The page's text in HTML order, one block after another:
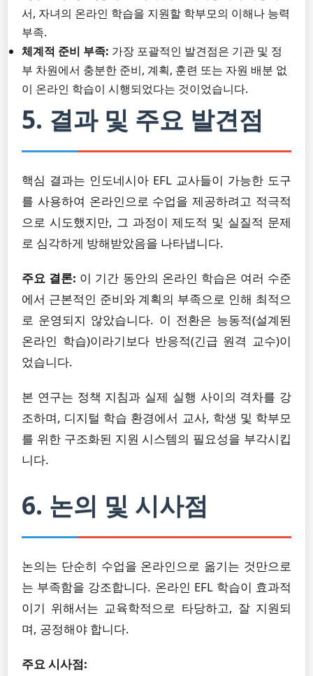
서, 자녀의 온라인 학습을 지원할 학부모의 이해나 능력
부족.
체계적 준비 부족: 가장 포괄적인 발견점은 기관 및 정
부 차원에서 충분한 준비, 계획, 훈련 또는 자원 배분 없
이 온라인 학습이 시행되었다는 것이었습니다.
5. 결과 및 주요 발견점
핵심 결과는 인도네시아 EFL 교사들이 가능한 도구
를 사용하여 온라인으로 수업을 제공하려고 적극적
으로 시도했지만, 그 과정이 제도적 및 실질적 문제
로 심각하게 방해받았음을 나타냅니다.
주요 결론: 이 기간 동안의 온라인 학습은 여러 수준
에서 근본적인 준비와 계획의 부족으로 인해 최적으
로 운영되지 않았습니다. 이 전환은 능동적(설계된
온라인 학습)이라기보다 반응적(긴급 원격 교수)이
었습니다.
본 연구는 정책 지침과 실제 실행 사이의 격차를 강
조하며, 디지털 학습 환경에서 교사, 학생 및 학부모
를 위한 구조화된 지원 시스템의 필요성을 부각시킵
니다.
6. 논의 및 시사점
논의는 단순히 수업을 온라인으로 옮기는 것만으로
는 부족함을 강조합니다. 온라인 EFL 학습이 효과적
이기 위해서는 교육학적으로 타당하고, 잘 지원되
며, 공정해야 합니다.
주요 시사점: